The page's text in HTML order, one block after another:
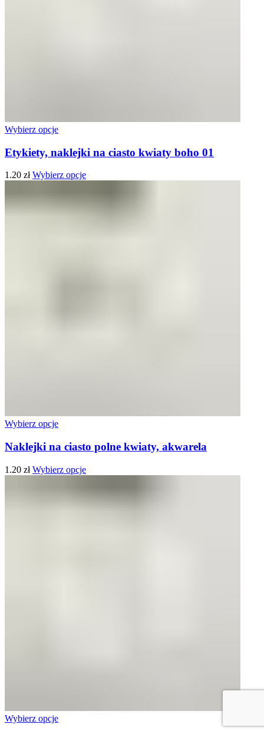
Wybierz opcje
Etykiety, naklejki na ciasto kwiaty boho 01
1.20 zł Wybierz opcje
Wybierz opcje
Naklejki na ciasto polne kwiaty, akwarela
1.20 zł Wybierz opcje
Wybierz opcje